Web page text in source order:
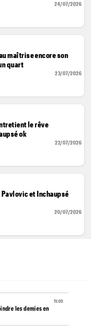
24/07/2026
maîtrise encore son
quart
23/07/2026
le rêve
ok
22/07/2026
et Inchaupsé
20/07/2026
11:09
les demies en